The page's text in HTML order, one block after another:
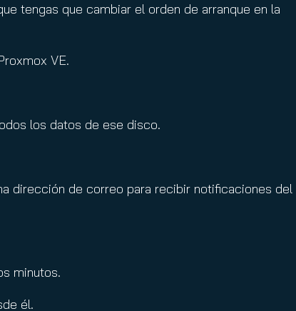
tengas que cambiar el orden de arranque en la
VE.
los datos de ese disco.
dirección de correo para recibir notificaciones del
minutos.
él.